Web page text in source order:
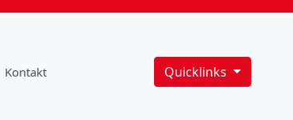
Kontakt Quicklinks